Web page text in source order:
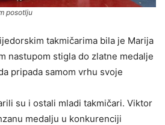
posotlju
takmičarima bila je Marija
nastupom stigla do zlatne medalje
pripada samom vrhu svoje
su i ostali mladi takmičari. Viktor
medalju u konkurenciji